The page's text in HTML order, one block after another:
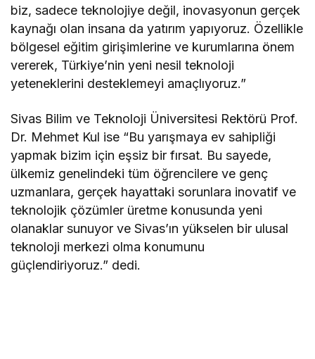
biz, sadece teknolojiye değil, inovasyonun gerçek
kaynağı olan insana da yatırım yapıyoruz. Özellikle
bölgesel eğitim girişimlerine ve kurumlarına önem
vererek, Türkiye’nin yeni nesil teknoloji
yeteneklerini desteklemeyi amaçlıyoruz.”
Sivas Bilim ve Teknoloji Üniversitesi Rektörü Prof.
Dr. Mehmet Kul ise “Bu yarışmaya ev sahipliği
yapmak bizim için eşsiz bir fırsat. Bu sayede,
ülkemiz genelindeki tüm öğrencilere ve genç
uzmanlara, gerçek hayattaki sorunlara inovatif ve
teknolojik çözümler üretme konusunda yeni
olanaklar sunuyor ve Sivas’ın yükselen bir ulusal
teknoloji merkezi olma konumunu
güçlendiriyoruz.” dedi.